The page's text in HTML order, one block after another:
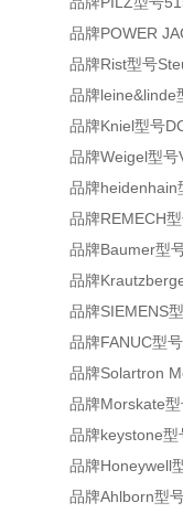
品牌POWER
品牌Rist型号
品牌leine&linde
品牌Kniel型号
品牌Weigel型号
品牌heidenhain
品牌REMECH
品牌Baumer型
品牌
品牌SIEMENS
品牌FANUC型
品牌Solartron
品牌Morskate
品牌keystone
品牌Honeywell
品牌Ahlborn型